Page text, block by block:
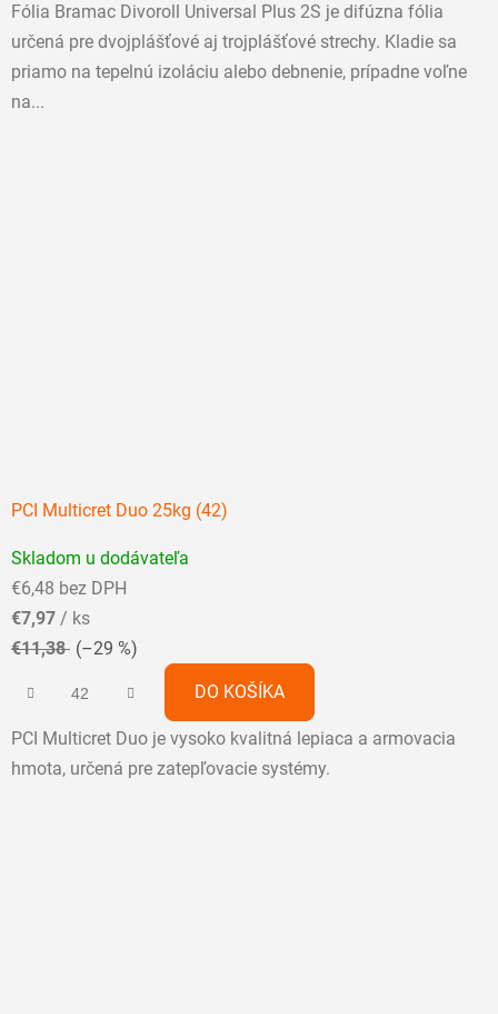
hviezdičiek.
Fólia Bramac Divoroll Universal Plus 2S je difúzna fólia
určená pre dvojplášťové aj trojplášťové strechy. Kladie sa
priamo na tepelnú izoláciu alebo debnenie, prípadne voľne
na...
PCI Multicret Duo 25kg (42)
hodnotenie
produktu
je
5,0
hviezdičiek.
Skladom u dodávateľa
€6,48 bez DPH
€7,97 / ks
€11,38 (–29 %)
DO KOŠÍKA
PCI Multicret Duo je vysoko kvalitná lepiaca a armovacia
hmota, určená pre zatepľovacie systémy.